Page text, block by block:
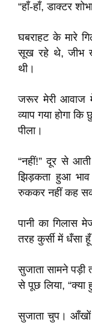
“हाँ-हाँ, डाक्टर
घबराहट के मारे
सूख रहे थे, जीभ
थी।
जरूर मेरी आवाज
व्याप गया होगा
पीला।
“नहीं!” दूर से
झिड़कता हुआ भाव
रुककर नहीं कह
पानी का गिलास
तरह कुर्सी में धँसा
सुजाता सामने पड़ी
से पूछ लिया, “क्या
सुजाता चुप। आँखों